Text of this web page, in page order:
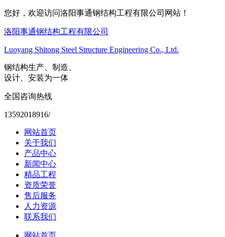
您好，欢迎访问洛阳事通钢结构工程有限公司网站！
洛阳事通钢结构工程有限公司
Luoyang Shitong Steel Structure Engineering Co., Ltd.
钢结构生产、制造、
设计、安装为一体
全国咨询热线
13592018916/
网站首页
关于我们
产品中心
新闻中心
精品工程
资质荣誉
售后服务
人力资源
联系我们
网站首页